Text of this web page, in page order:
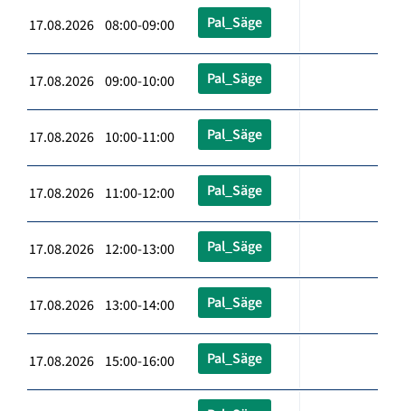
17.08.2026 08:00-09:00 Pal_Säge
17.08.2026 09:00-10:00 Pal_Säge
17.08.2026 10:00-11:00 Pal_Säge
17.08.2026 11:00-12:00 Pal_Säge
17.08.2026 12:00-13:00 Pal_Säge
17.08.2026 13:00-14:00 Pal_Säge
17.08.2026 15:00-16:00 Pal_Säge